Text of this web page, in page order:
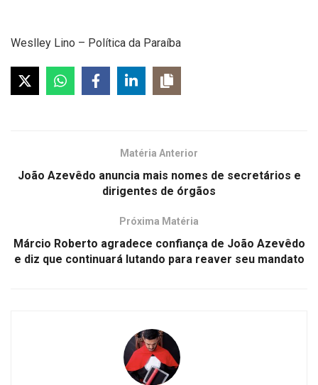
Weslley Lino – Política da Paraíba
Matéria Anterior
João Azevêdo anuncia mais nomes de secretários e
dirigentes de órgãos
Próxima Matéria
Márcio Roberto agradece confiança de João Azevêdo
e diz que continuará lutando para reaver seu mandato